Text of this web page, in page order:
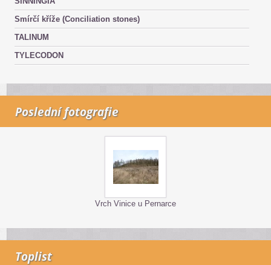
Smírčí kříže (Conciliation stones)
TALINUM
TYLECODON
Poslední fotografie
Vrch Vinice u Pernarce
Toplist